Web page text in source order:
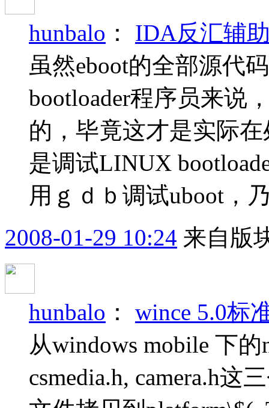
hunbalo ： IDA反汇辅
虽然eboot的全部源代
bootloader程序员来说
的，毕竟这才是实际
是调试LINUX
用ｇｄｂ调试uboot，
2008-01-29 10:24 来自版
hunbalo ： wince 5.0标
从windows mobile 下
csmedia.h, camera.h这